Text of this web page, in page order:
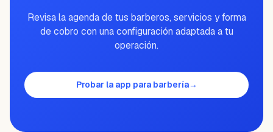
Revisa la agenda de tus barberos, servicios y forma
de cobro con una configuración adaptada a tu
operación.
Probar la app para barbería→